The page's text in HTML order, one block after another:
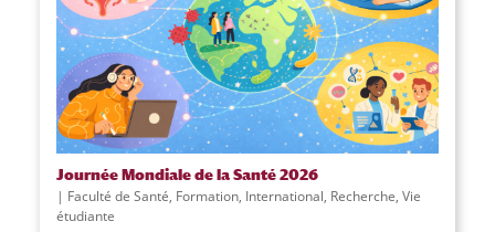
Journée Mondiale de la Santé 2026
| Faculté de Santé, Formation, International, Recherche, Vie
étudiante